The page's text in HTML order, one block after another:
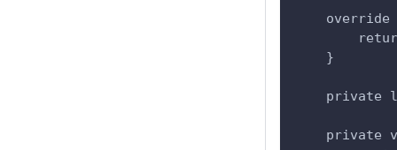
override
    }
private
private